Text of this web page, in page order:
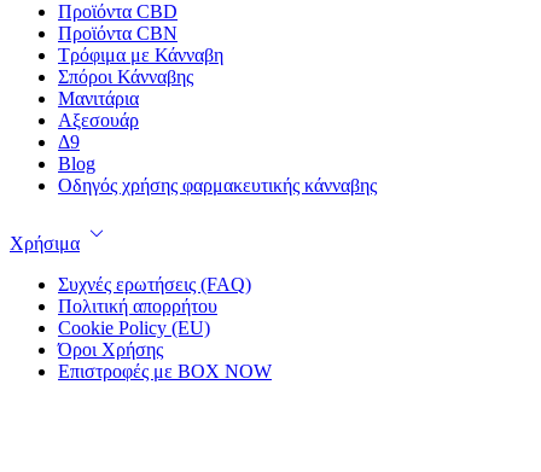
Προϊόντα CBD
Προϊόντα CBN
Τρόφιμα με Κάνναβη
Σπόροι Κάνναβης
Μανιτάρια
Αξεσουάρ
Δ9
Blog
Οδηγός χρήσης φαρμακευτικής κάνναβης
Χρήσιμα
Συχνές ερωτήσεις (FAQ)
Πολιτική απορρήτου
Cookie Policy (EU)
Όροι Χρήσης
Επιστροφές με BOX NOW